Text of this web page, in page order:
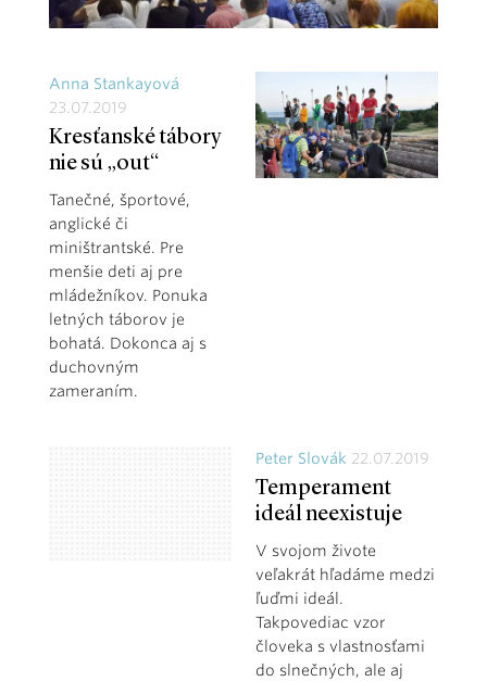
Anna Stankayová
23.07.2019
Kresťanské tábory
nie sú „out“
Tanečné, športové,
anglické či
miništrantské. Pre
menšie deti aj pre
mládežníkov. Ponuka
letných táborov je
bohatá. Dokonca aj s
duchovným
zameraním.
Peter Slovák 22.07.2019
Temperament
ideál neexistuje
V svojom živote
veľakrát hľadáme medzi
ľuďmi ideál.
Takpovediac vzor
človeka s vlastnosťami
do slnečných, ale aj